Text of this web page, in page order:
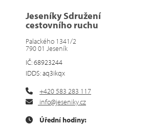
Jeseníky Sdružení
cestovního ruchu
Palackého 1341/2
790 01 Jeseník
IČ: 68923244
IDDS: aq3ikqx
+420 583 283 117
info@jeseniky.cz
Úřední hodiny: